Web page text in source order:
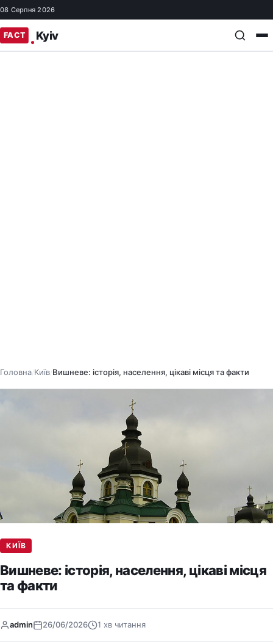
08 Серпня 2026
Головна/ Київ/ Вишневе: історія, населення, цікаві місця та факти
КИЇВ
Вишневе: історія, населення, цікаві місця
та факти
admin 26/06/2026 1 хв читання